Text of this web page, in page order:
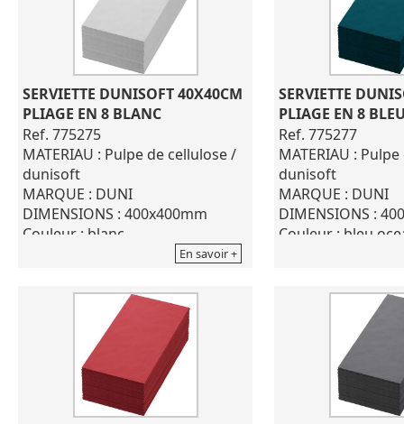
SERVIETTE DUNISOFT 40X40CM
PLIAGE EN 8 BLANC
Ref. 775275
MATERIAU : Pulpe de cellulose /
dunisoft
MARQUE : DUNI
DIMENSIONS : 400x400mm
Couleur : blanc
En savoir +
SERVIETTE
PLIAGE EN 8
Ref. 775277
MATERIAU :
dunisoft
MARQUE : DUNI
DIMENSIONS :
Couleur : bleu